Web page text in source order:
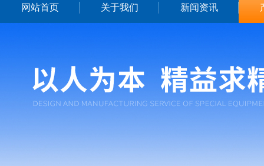
网站首页 关于我们 新闻资讯